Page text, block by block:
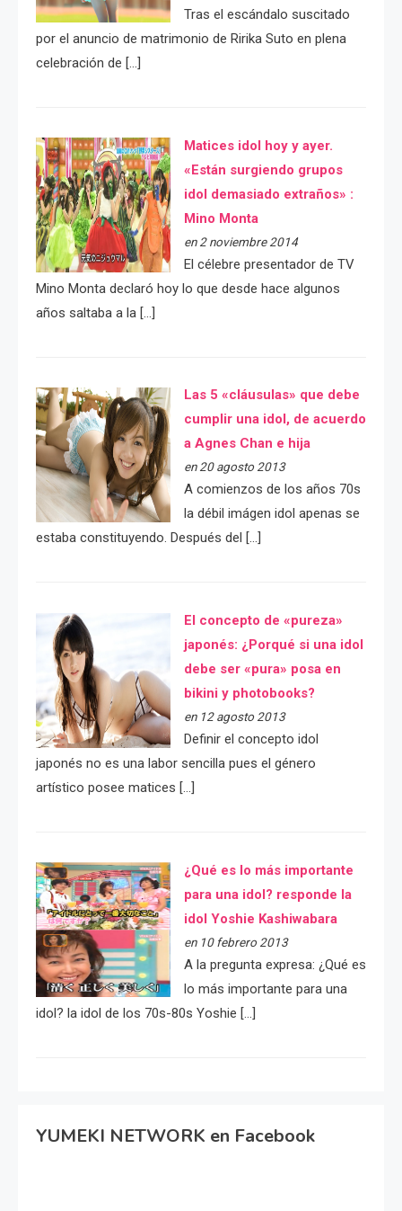
Tras el escándalo suscitado
por el anuncio de matrimonio de Ririka Suto en plena
celebración de […]
Matices idol hoy y ayer.
«Están surgiendo grupos
idol demasiado extraños» :
Mino Monta
en 2 noviembre 2014
El célebre presentador de TV
Mino Monta declaró hoy lo que desde hace algunos
años saltaba a la […]
Las 5 «cláusulas» que debe
cumplir una idol, de acuerdo
a Agnes Chan e hija
en 20 agosto 2013
A comienzos de los años 70s
la débil imágen idol apenas se
estaba constituyendo. Después del […]
El concepto de «pureza»
japonés: ¿Porqué si una idol
debe ser «pura» posa en
bikini y photobooks?
en 12 agosto 2013
Definir el concepto idol
japonés no es una labor sencilla pues el género
artístico posee matices […]
¿Qué es lo más importante
para una idol? responde la
idol Yoshie Kashiwabara
en 10 febrero 2013
A la pregunta expresa: ¿Qué es
lo más importante para una
idol? la idol de los 70s-80s Yoshie […]
YUMEKI NETWORK en Facebook